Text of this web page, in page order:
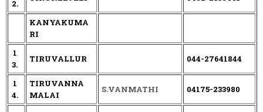
2.
KANYAKUMA
RI
1
3.
TIRUVALLUR 044-27641844
1
4.
TIRUVANNA
MALAI
S.VANMATHI 04175-233980